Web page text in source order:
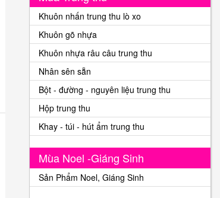
Khuôn nhấn trung thu lò xo
Khuôn gõ nhựa
Khuôn nhựa râu câu trung thu
Nhân sên sẵn
Bột - đường - nguyên liệu trung thu
Hộp trung thu
Khay - túi - hút ẩm trung thu
Mùa Noel -Giáng Sinh
Sản Phẩm Noel, Giáng Sinh